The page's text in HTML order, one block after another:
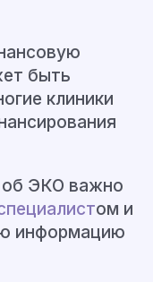
быть
клиники
об ЭКО важно
ом и
информацию